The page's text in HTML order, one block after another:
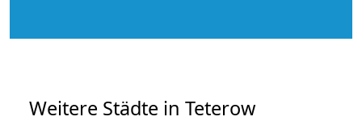
Weitere Städte in Teterow